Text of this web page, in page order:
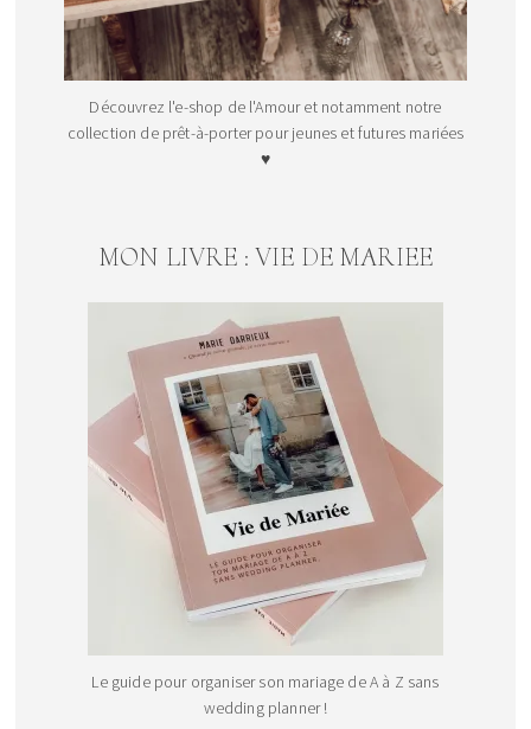
Découvrez l'e-shop de l'Amour et notamment notre
collection de prêt-à-porter pour jeunes et futures mariées
♥
MON LIVRE : VIE DE MARIEE
Le guide pour organiser son mariage de A à Z sans
wedding planner !